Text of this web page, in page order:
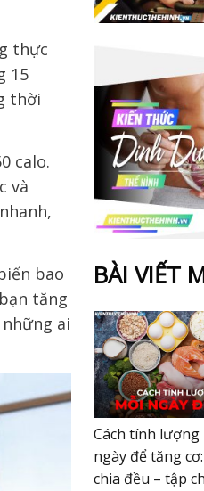
thực
15
thời
calo.
và
bao
tăng
ai
BÀI VIẾT
Cách tính
ngày để tăng
chia đều – tập